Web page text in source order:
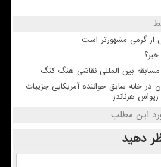
گرمی مشهورتر است
بین المللی نقاشی هنگ کنگ
خانه سابق خواننده آمریکایی جزییات
هرناندز
این مطلب
دهید